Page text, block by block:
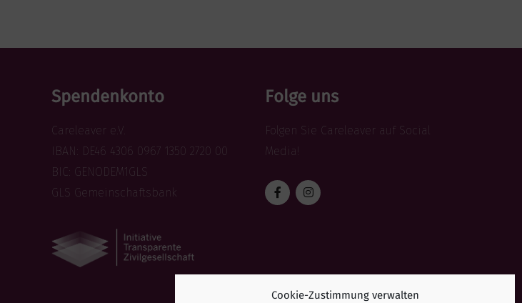
Cookie-Zustimmung verwalten
Spendenkonto
Careleaver e.V.
IBAN: DE46 4306 0967 1350 2720 00
BIC: GENODEM1GLS
GLS Gemeinschaftsbank
Folge uns
Folgen Sie Careleaver auf Social
Media!